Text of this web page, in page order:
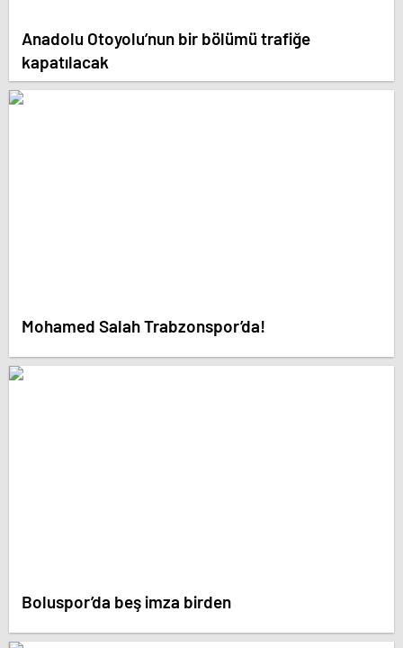
Anadolu Otoyolu’nun bir bölümü trafiğe
kapatılacak
Mohamed Salah Trabzonspor’da!
Boluspor’da beş imza birden